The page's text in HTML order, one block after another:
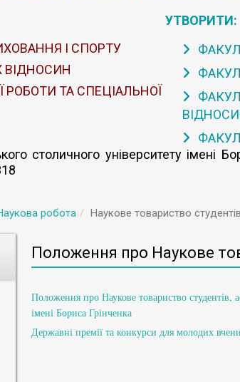
І СПОРТУ
ВІДНОСИН
РОБОТИ ТА СПЕЦІАЛЬНОЇ
УТВОРИТИ:
столичного університету імені
робота Наукове товариство
Положення про Наукове
Положення про Наукове товариство студентів,
імені Бориса Грінченка
Державні премії та конкурси для молодих